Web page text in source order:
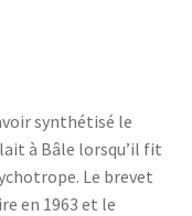
synthétisé le
à Bâle lorsqu’il fit
Le brevet
en 1963 et le